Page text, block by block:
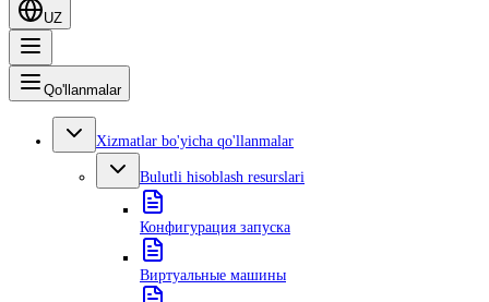
UZ
Qo'llanmalar
Xizmatlar bo'yicha qo'llanmalar
Bulutli hisoblash resurslari
Конфигурация запуска
Виртуальные машины